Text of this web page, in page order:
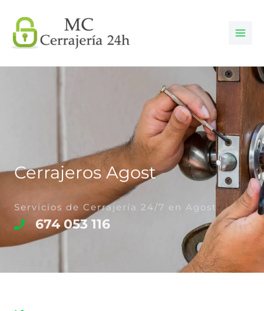
contenido
Cerrajeros Agost
Servicios de Cerrajería 24/7 en Agost
674 053 116